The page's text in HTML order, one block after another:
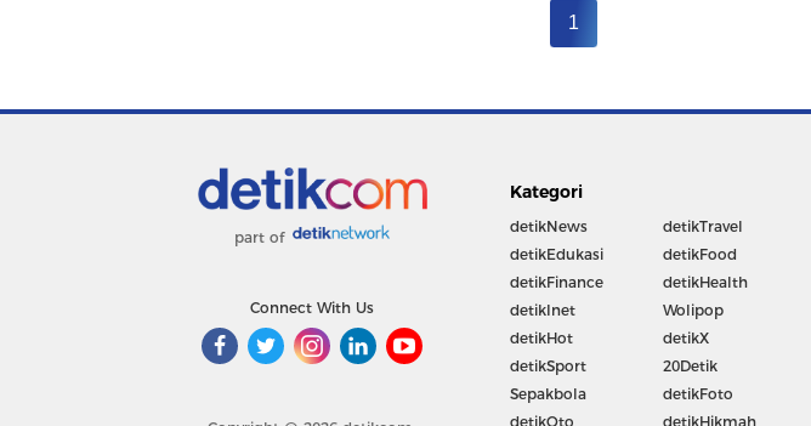
1
part of
Connect With Us
Kategori
detikNews
detikEdukasi
detikFinance
detikInet
detikHot
detikSport
Sepakbola
detikOto
detikTravel
detikFood
detikHealth
Wolipop
detikX
20Detik
detikFoto
detikHikmah